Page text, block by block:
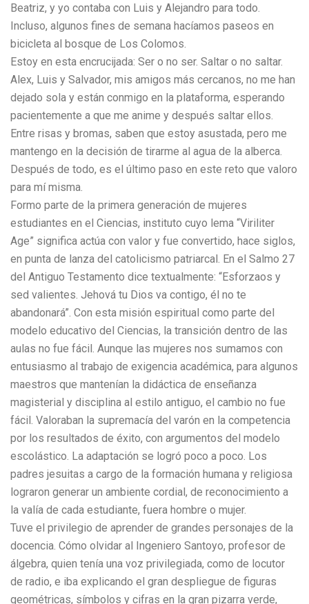
Beatriz, y yo contaba con Luis y Alejandro para todo.
Incluso, algunos fines de semana hacíamos paseos en
bicicleta al bosque de Los Colomos.
Estoy en esta encrucijada: Ser o no ser. Saltar o no saltar.
Alex, Luis y Salvador, mis amigos más cercanos, no me han
dejado sola y están conmigo en la plataforma, esperando
pacientemente a que me anime y después saltar ellos.
Entre risas y bromas, saben que estoy asustada, pero me
mantengo en la decisión de tirarme al agua de la alberca.
Después de todo, es el último paso en este reto que valoro
para mí misma.
Formo parte de la primera generación de mujeres
estudiantes en el Ciencias, instituto cuyo lema “Viriliter
Age” significa actúa con valor y fue convertido, hace siglos,
en punta de lanza del catolicismo patriarcal. En el Salmo 27
del Antiguo Testamento dice textualmente: “Esforzaos y
sed valientes. Jehová tu Dios va contigo, él no te
abandonará”. Con esta misión espiritual como parte del
modelo educativo del Ciencias, la transición dentro de las
aulas no fue fácil. Aunque las mujeres nos sumamos con
entusiasmo al trabajo de exigencia académica, para algunos
maestros que mantenían la didáctica de enseñanza
magisterial y disciplina al estilo antiguo, el cambio no fue
fácil. Valoraban la supremacía del varón en la competencia
por los resultados de éxito, con argumentos del modelo
escolástico. La adaptación se logró poco a poco. Los
padres jesuitas a cargo de la formación humana y religiosa
lograron generar un ambiente cordial, de reconocimiento a
la valía de cada estudiante, fuera hombre o mujer.
Tuve el privilegio de aprender de grandes personajes de la
docencia. Cómo olvidar al Ingeniero Santoyo, profesor de
álgebra, quien tenía una voz privilegiada, como de locutor
de radio, e iba explicando el gran despliegue de figuras
geométricas, símbolos y cifras en la gran pizarra verde,